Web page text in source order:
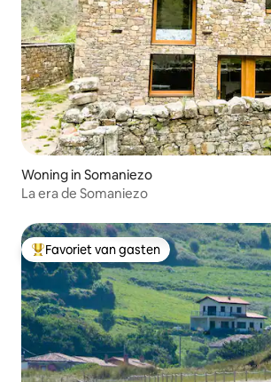
Woning in Somaniezo
La era de Somaniezo
Topfavoriet van gasten
Favoriet van gasten